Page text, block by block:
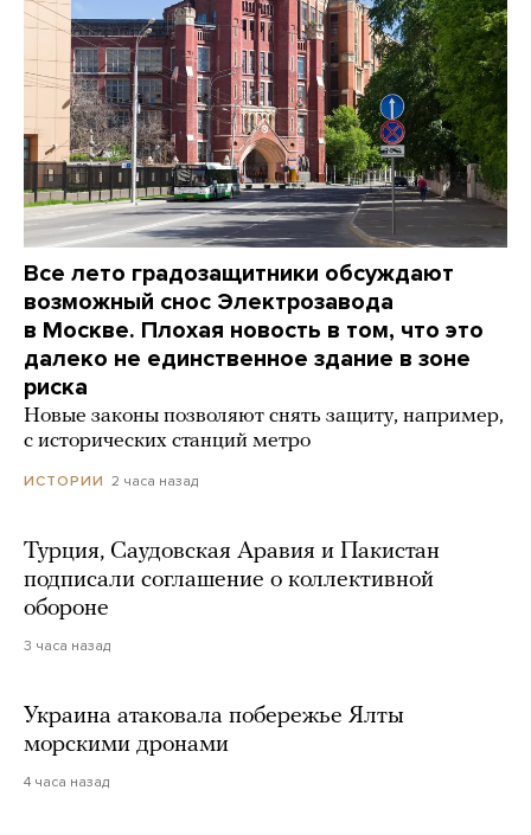
Все лето градозащитники обсуждают
возможный снос Электрозавода
в Москве. Плохая новость в том, что это
далеко не единственное здание в зоне
риска
Новые законы позволяют снять защиту, например,
с исторических станций метро
ИСТОРИИ 2 часа назад
Турция, Саудовская Аравия и Пакистан
подписали соглашение о коллективной
обороне
3 часа назад
Украина атаковала побережье Ялты
морскими дронами
4 часа назад